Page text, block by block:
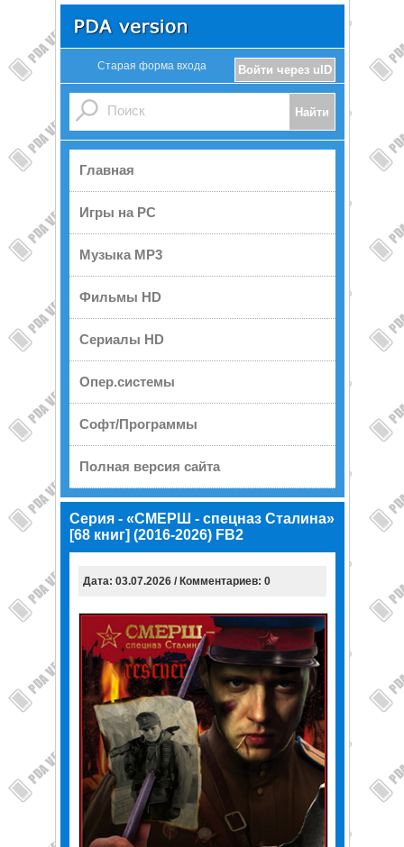
Войти через uID
Старая форма входа
Главная
Игры на PC
Музыка MP3
Фильмы HD
Сериалы HD
Опер.системы
Софт/Программы
Полная версия сайта
Серия - «СМЕРШ - спецназ Сталина»
[68 книг] (2016-2026) FB2
Дата: 03.07.2026 / Комментариев: 0